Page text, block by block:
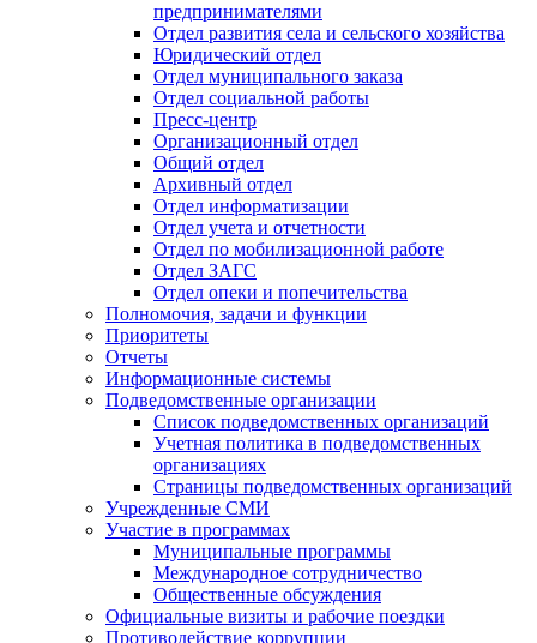
предпринимателями
Отдел развития села и сельского хозяйства
Юридический отдел
Отдел муниципального заказа
Отдел социальной работы
Пресс-центр
Организационный отдел
Общий отдел
Архивный отдел
Отдел информатизации
Отдел учета и отчетности
Отдел по мобилизационной работе
Отдел ЗАГС
Отдел опеки и попечительства
Полномочия, задачи и функции
Приоритеты
Отчеты
Информационные системы
Подведомственные организации
Список подведомственных организаций
Учетная политика в подведомственных
организациях
Страницы подведомственных организаций
Учрежденные СМИ
Участие в программах
Муниципальные программы
Международное сотрудничество
Общественные обсуждения
Официальные визиты и рабочие поездки
Противодействие коррупции